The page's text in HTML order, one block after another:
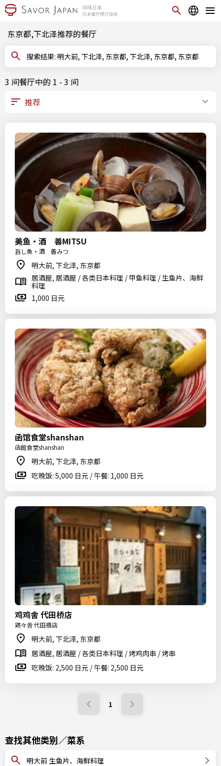
东京都,下北泽推荐的餐厅
搜索结果: 明大前, 下北泽, 东京都, 下北泽, 东京都, 东京都
3 间餐厅中的 1 - 3 间
美鱼・酒 善MITSU
旨し魚・酒 善みつ
明大前, 下北泽, 东京都
居酒屋, 居酒屋 / 各类日本料理 / 甲鱼料理 / 生鱼片、海鲜
料理
1,000 日元
函馆食堂shanshan
函館食堂shanshan
明大前, 下北泽, 东京都
吃晚饭: 5,000 日元 / 午餐: 1,000 日元
鸡鸡舍 代田桥店
鶏々舎 代田橋店
明大前, 下北泽, 东京都
居酒屋, 居酒屋 / 各类日本料理 / 烤鸡肉串 / 烤串
吃晚饭: 2,500 日元 / 午餐: 2,500 日元
1
查找其他类别／菜系
明大前 生鱼片、海鲜料理